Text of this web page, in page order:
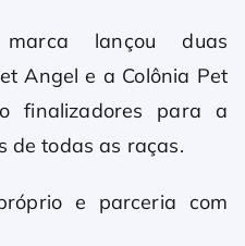
lançou duas
Angel e a Colônia Pet
finalizadores para a
de todas as raças.
e parceria com